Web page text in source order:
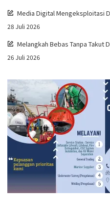
Media Digital Mengeksploitasi
28 Juli 2026
Melangkah Bebas Tanpa Takut
26 Juli 2026